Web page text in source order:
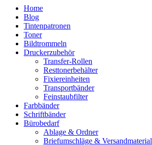
Home
Blog
Tintenpatronen
Toner
Bildtrommeln
Druckerzubehör
Transfer-Rollen
Resttonerbehälter
Fixiereinheiten
Transportbänder
Feinstaubfilter
Farbbänder
Schriftbänder
Bürobedarf
Ablage & Ordner
Briefumschläge & Versandmaterial